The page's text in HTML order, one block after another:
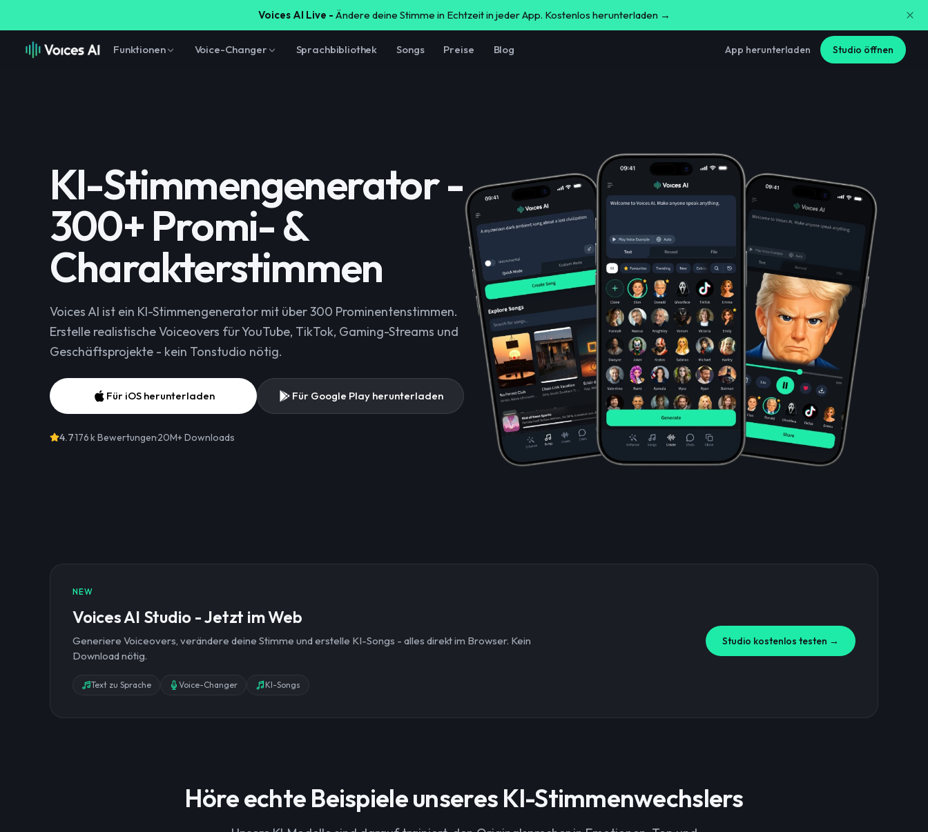
Voices AI Live - Ändere deine Stimme in Echtzeit in jeder App. Kostenlos herunterladen →
Funktionen Voice-Changer Sprachbibliothek Songs Preise Blog App herunterladen Studio öffnen
KI-Stimmengenerator -
300+ Promi- &
Charakterstimmen
Voices AI ist ein KI-Stimmengenerator mit über 300 Prominentenstimmen.
Erstelle realistische Voiceovers für YouTube, TikTok, Gaming-Streams und
Geschäftsprojekte - kein Tonstudio nötig.
Für iOS herunterladen Für Google Play herunterladen
4.7·176 k Bewertungen·20M+Downloads
NEW
Voices AI Studio - Jetzt im Web
Generiere Voiceovers, verändere deine Stimme und erstelle KI-Songs - alles direkt im Browser. Kein
Download nötig.
Text zu Sprache Voice-Changer KI-Songs
Studio kostenlos testen →
Höre echte Beispiele unseres KI-Stimmenwechslers